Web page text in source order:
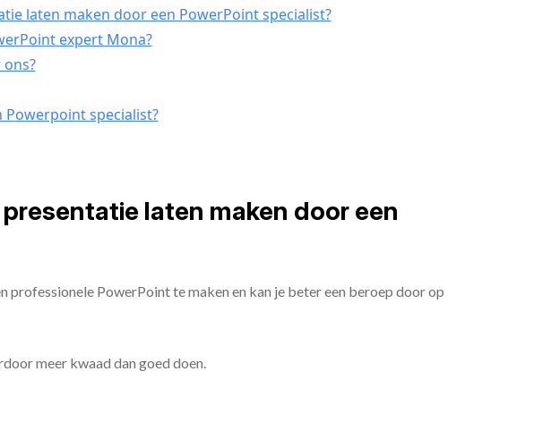
laten maken door een PowerPoint specialist?
expert Mona?
specialist?
laten maken door een
professionele PowerPoint te maken en kan je beter een beroep door op
meer kwaad dan goed doen.